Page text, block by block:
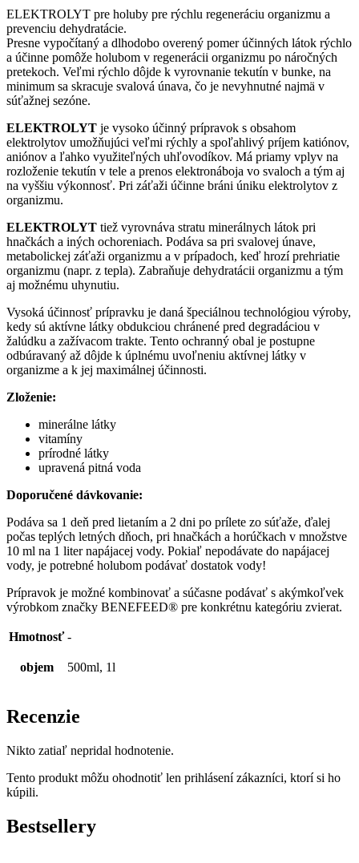
ELEKTROLYT pre holuby pre rýchlu regeneráciu organizmu a
prevenciu dehydratácie.
Presne vypočítaný a dlhodobo overený pomer účinných látok rýchlo
a účinne pomôže holubom v regenerácii organizmu po náročných
pretekoch. Veľmi rýchlo dôjde k vyrovnanie tekutín v bunke, na
minimum sa skracuje svalová únava, čo je nevyhnutné najmä v
súťažnej sezóne.
ELEKTROLYT je vysoko účinný prípravok s obsahom
elektrolytov umožňujúci veľmi rýchly a spoľahlivý príjem katiónov,
aniónov a ľahko využiteľných uhľovodíkov. Má priamy vplyv na
rozloženie tekutín v tele a prenos elektronáboja vo svaloch a tým aj
na vyššiu výkonnosť. Pri záťaži účinne bráni úniku elektrolytov z
organizmu.
ELEKTROLYT tiež vyrovnáva stratu minerálnych látok pri
hnačkách a iných ochoreniach. Podáva sa pri svalovej únave,
metabolickej záťaži organizmu a v prípadoch, keď hrozí prehriatie
organizmu (napr. z tepla). Zabraňuje dehydratácii organizmu a tým
aj možnému uhynutiu.
Vysoká účinnosť prípravku je daná špeciálnou technológiou výroby,
kedy sú aktívne látky obdukciou chránené pred degradáciou v
žalúdku a zažívacom trakte. Tento ochranný obal je postupne
odbúravaný až dôjde k úplnému uvoľneniu aktívnej látky v
organizme a k jej maximálnej účinnosti.
Zloženie:
minerálne látky
vitamíny
prírodné látky
upravená pitná voda
Doporučené dávkovanie:
Podáva sa 1 deň pred lietaním a 2 dni po prílete zo súťaže, ďalej
počas teplých letných dňoch, pri hnačkách a horúčkach v množstve
10 ml na 1 liter napájacej vody. Pokiaľ nepodávate do napájacej
vody, je potrebné holubom podávať dostatok vody!
Prípravok je možné kombinovať a súčasne podávať s akýmkoľvek
výrobkom značky BENEFEED® pre konkrétnu kategóriu zvierat.
Hmotnosť -
objem 500ml, 1l
Recenzie
Nikto zatiaľ nepridal hodnotenie.
Tento produkt môžu ohodnotiť len prihlásení zákazníci, ktorí si ho
kúpili.
Bestsellery